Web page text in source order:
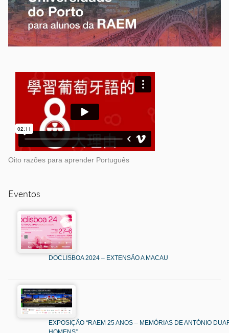
Oito razões para aprender Português
Eventos
DOCLISBOA 2024 – EXTENSÃO A MACAU
EXPOSIÇÃO “RAEM 25 ANOS – MEMÓRIAS DE ANTÓNIO